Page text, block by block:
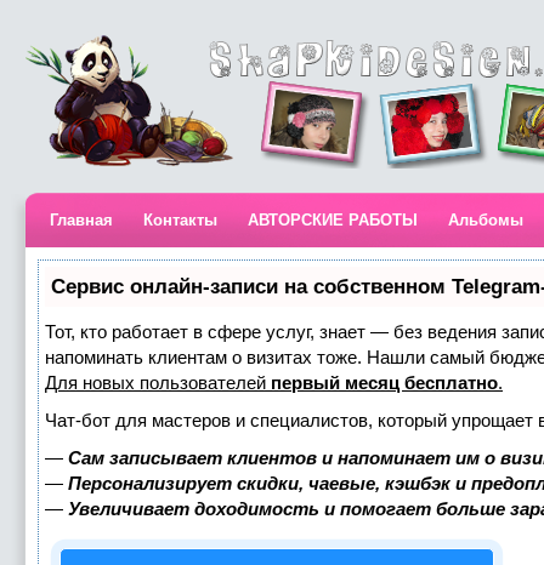
Главная Контакты АВТОРСКИЕ РАБОТЫ Альбомы
Сервис онлайн-записи на собственном
Тот, кто работает в сфере услуг, знает — без ведения
напоминать клиентам о визитах тоже. Нашли самый
Для новых пользователей первый месяц бесплатно.
Чат-бот для мастеров и специалистов, который упрощает
— Сам записывает клиентов и напоминает им о
— Персонализирует скидки, чаевые, кэшбэк и
— Увеличивает доходимость и помогает больше